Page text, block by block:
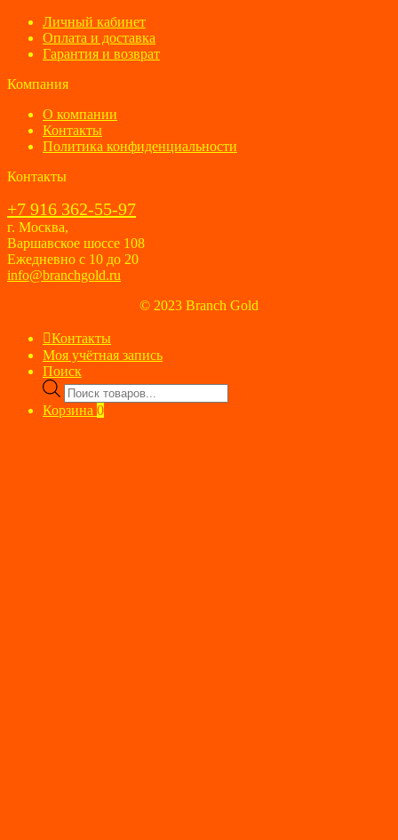
Личный кабинет
Оплата и доставка
Гарантия и возврат
Компания
О компании
Контакты
Политика конфиденциальности
Контакты
+7 916 362-55-97
г. Москва,
Варшавское шоссе 108
Ежедневно с 10 до 20
info@branchgold.ru
© 2023 Branch Gold
Контакты
Моя учётная запись
Поиск
Поиск
товаров
Корзина 0